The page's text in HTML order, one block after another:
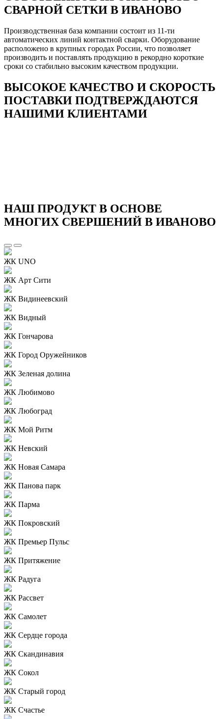
СВАРНОЙ СЕТКИ В ИВАНОВО
Производственная база компании состоит из 11-ти
автоматических линий контактной сварки. Оборудование
расположено в крупных городах России, что позволяет
производить и поставлять продукцию в рекордно короткие
сроки со стабильно высоким качеством продукции.
ВЫСОКОЕ КАЧЕСТВО И СКОРОСТЬ
ПОСТАВКИ ПОДТВЕРЖДАЮТСЯ
НАШИМИ КЛИЕНТАМИ
НАШ ПРОДУКТ В ОСНОВЕ
МНОГИХ СВЕРШЕНИЙ В ИВАНОВО
ЖК UNO
ЖК Арт Сити
ЖК Видинеевский
ЖК Видный
ЖК Гончарова
ЖК Город Оружейников
ЖК Зеленая долина
ЖК Любимово
ЖК Любоград
ЖК Мой Ритм
ЖК Невский
ЖК Новая Самара
ЖК Панова парк
ЖК Парма
ЖК Покровский
ЖК Премьер Пульс
ЖК Притяжение
ЖК Радуга
ЖК Рассвет
ЖК Самолет
ЖК Сердце города
ЖК Скандинавия
ЖК Сокол
ЖК Старый город
ЖК Счастье